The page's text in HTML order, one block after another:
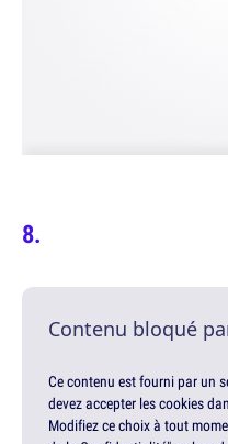
Contenu bloqué
Ce contenu est fourni par un
devez accepter les cookies
Modifiez ce choix à tout